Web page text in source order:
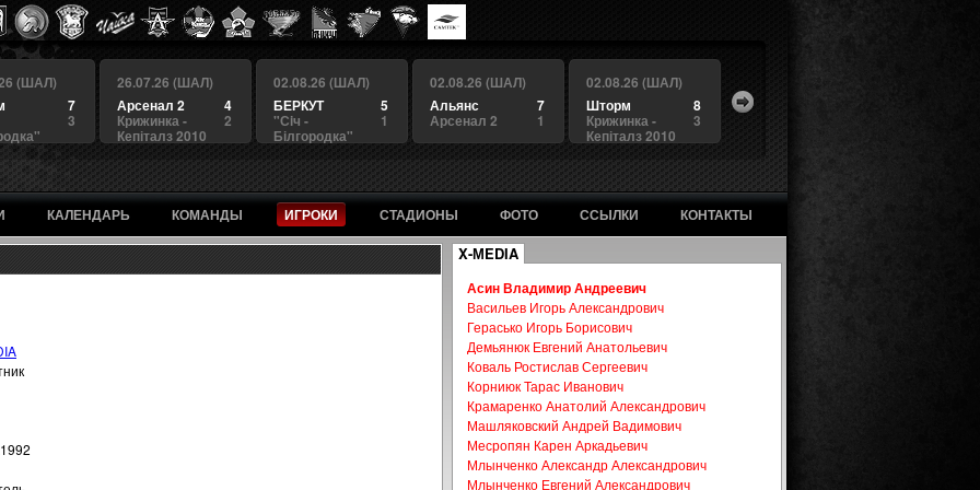
(ШАЛ)
7
3
26.07.26 (ШАЛ)
4
Арсенал 2
2
Крижинка -
Кепіталз 2010
02.08.26 (ШАЛ)
5
БЕРКУТ
1
"Сiч -
Білгородка"
02.08.26 (ШАЛ)
7
Альянс
1
Арсенал 2
02.08.26 (ШАЛ)
8
Шторм
3
Крижинка -
Кепіталз 2010
КАЛЕНДАРЬ КОМАНДЫ ИГРОКИ СТАДИОНЫ ФОТО ССЫЛКИ КОНТАКТЫ
X-МEDIA
Асин Владимир Андреевич
Васильев Игорь Александрович
Герасько Игорь Борисович
Демьянюк Евгений Анатольевич
Коваль Ростислав Сергеевич
Корниюк Тарас Иванович
Крамаренко Анатолий Александрович
Машляковский Андрей Вадимович
Месропян Карен Аркадьевич
Млынченко Александр Александрович
Млынченко Евгений Александрович